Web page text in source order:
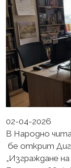
02-04-2026
В Народно
бе открит
„Изграждане